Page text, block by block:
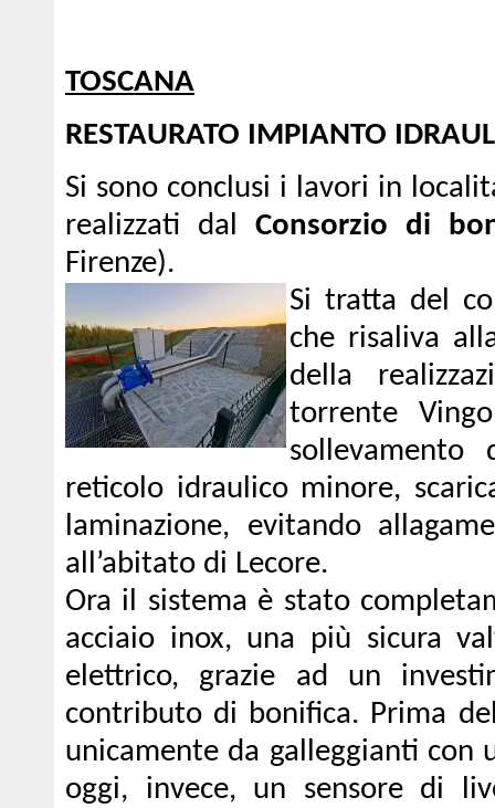
TOSCANA
RESTAURATO IMPIANTO
Si sono conclusi i lavori in
realizzati dal Consorzio di
Firenze).
Si tratta del
che risaliva
della
torrente
sollevamento
reticolo idraulico minore,
laminazione, evitando
all’abitato di Lecore.
Ora il sistema è stato
acciaio inox, una più sicura
elettrico, grazie ad un
contributo di bonifica. Prima
unicamente da galleggianti con
oggi, invece, un sensore di